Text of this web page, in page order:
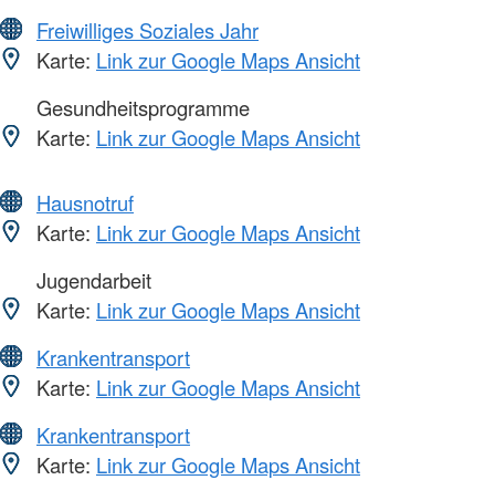
Freiwilliges Soziales Jahr
Karte: Link zur Google Maps Ansicht
Gesundheitsprogramme
Karte: Link zur Google Maps Ansicht
Hausnotruf
Karte: Link zur Google Maps Ansicht
Jugendarbeit
Karte: Link zur Google Maps Ansicht
Krankentransport
Karte: Link zur Google Maps Ansicht
Krankentransport
Karte: Link zur Google Maps Ansicht